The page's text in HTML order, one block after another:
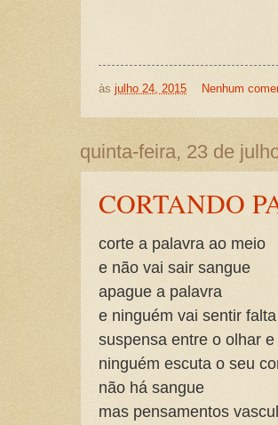
às julho 24, 2015 Nenhum
quinta-feira, 23 de
CORTANDO
corte a palavra ao meio
e não vai sair sangue
apague a palavra
e ninguém vai sentir falta
suspensa entre o olhar
ninguém escuta o seu
não há sangue
mas pensamentos